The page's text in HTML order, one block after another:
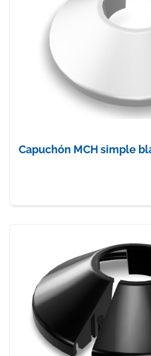
Capuchón MCH simple